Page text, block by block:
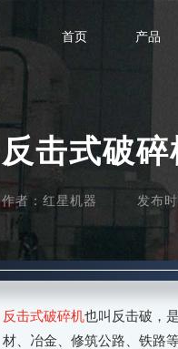
首页 产品
反击式破
作者：红星机器 发布
反击式破碎机也叫反击破，
材、冶金、修筑公路、铁路